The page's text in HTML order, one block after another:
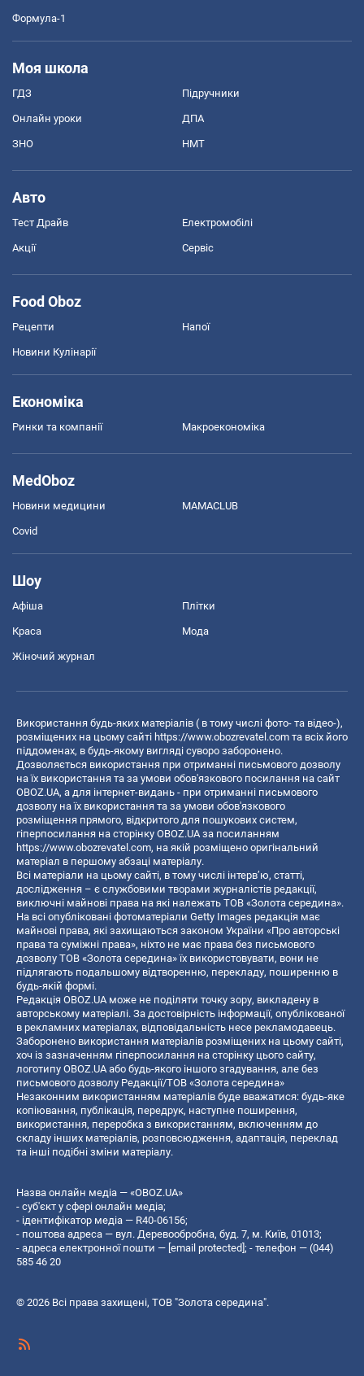
Формула-1
Моя школа
ГДЗ Підручники
Онлайн уроки ДПА
ЗНО НМТ
Авто
Тест Драйв Електромобілі
Акції Сервіс
Food Oboz
Рецепти Напої
Новини Кулінарії
Економіка
Ринки та компанії Макроекономіка
MedOboz
Новини медицини MAMACLUB
Covid
Шоу
Афіша Плітки
Краса Мода
Жіночий журнал
Використання будь-яких матеріалів ( в тому числі фото- та відео-),
розміщених на цьому сайті https://www.obozrevatel.com та всіх його
піддоменах, в будь-якому вигляді суворо заборонено.
Дозволяється використання при отриманні письмового дозволу
на їх використання та за умови обов'язкового посилання на сайт
OBOZ.UA, а для інтернет-видань - при отриманні письмового
дозволу на їх використання та за умови обов'язкового
розміщення прямого, відкритого для пошукових систем,
гіперпосилання на сторінку OBOZ.UA за посиланням
https://www.obozrevatel.com, на якій розміщено оригінальний
матеріал в першому абзаці матеріалу.
Всі матеріали на цьому сайті, в тому числі інтерв’ю, статті,
дослідження – є службовими творами журналістів редакції,
виключні майнові права на які належать ТОВ «Золота середина».
На всі опубліковані фотоматеріали Getty Images редакція має
майнові права, які захищаються законом України «Про авторські
права та суміжні права», ніхто не має права без письмового
дозволу ТОВ «Золота середина» їх використовувати, вони не
підлягають подальшому відтворенню, перекладу, поширенню в
будь-якій формі.
Редакція OBOZ.UA може не поділяти точку зору, викладену в
авторському матеріалі. За достовірність інформації, опублікованої
в рекламних матеріалах, відповідальність несе рекламодавець.
Заборонено використання матеріалів розміщених на цьому сайті,
хоч із зазначенням гіперпосилання на сторінку цього сайту,
логотипу OBOZ.UA або будь-якого іншого згадування, але без
письмового дозволу Редакції/ТОВ «Золота середина»
Незаконним використанням матеріалів буде вважатися: будь-яке
копiювання, публiкацiя, передрук, наступне поширення,
використання, переробка з використанням, включенням до
складу інших матеріалів, розповсюдження, адаптація, переклад
та інші подібні зміни матеріалу.
Назва онлайн медіа — «OBOZ.UA»
- суб'єкт у сфері онлайн медіа;
- ідентифікатор медіа — R40-06156;
- поштова адреса — вул. Деревообробна, буд. 7, м. Київ, 01013;
- адреса електронної пошти — [email protected]; - телефон — (044)
585 46 20
© 2026 Всі права захищені, ТОВ "Золота середина".